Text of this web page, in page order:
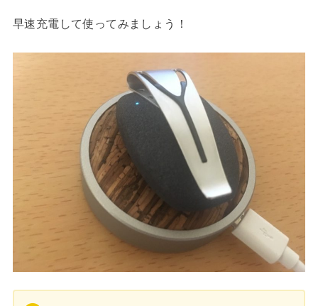
早速充電して使ってみましょう！